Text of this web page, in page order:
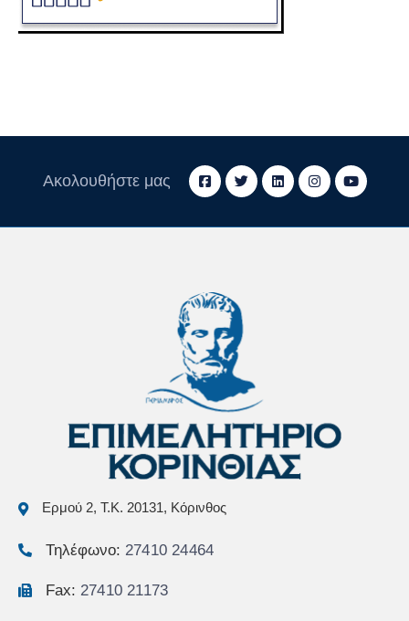
Ακολουθήστε μας
Ερμού 2, Τ.Κ. 20131, Κόρινθος
Τηλέφωνο: 27410 24464
Fax: 27410 21173